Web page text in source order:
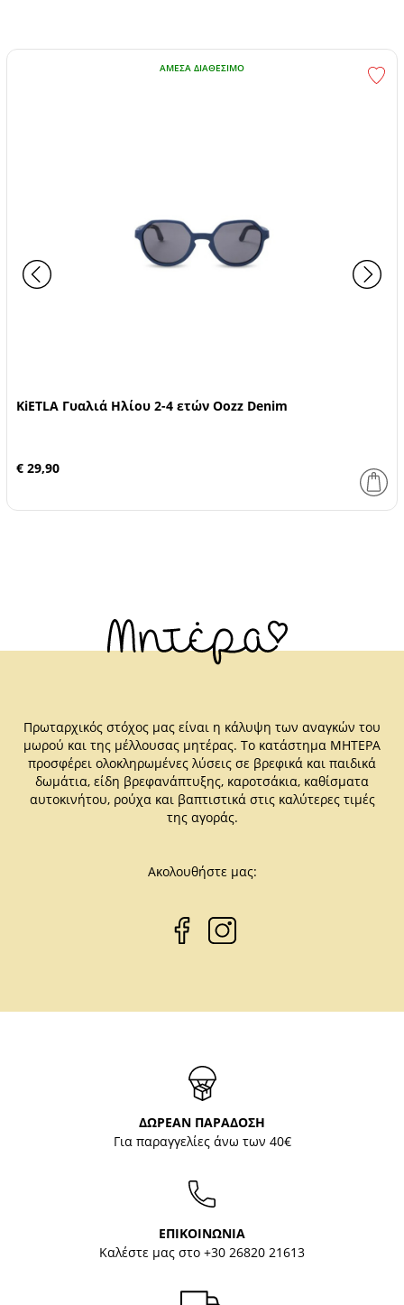
ΆΜΕΣΑ ΔΙΑΘΈΣΙΜΟ
KiETLA Γυαλιά Ηλίου 2-4 ετών Oozz Denim
€ 29,90
Πρωταρχικός στόχος μας είναι η κάλυψη των αναγκών του
μωρού και της μέλλουσας μητέρας. Το κατάστημα ΜΗΤΕΡΑ
προσφέρει ολοκληρωμένες λύσεις σε βρεφικά και παιδικά
δωμάτια, είδη βρεφανάπτυξης, καροτσάκια, καθίσματα
αυτοκινήτου, ρούχα και βαπτιστικά στις καλύτερες τιμές
της αγοράς.
Ακολουθήστε μας:
ΔΩΡΕΑΝ ΠΑΡΑΔΟΣΗ
Για παραγγελίες άνω των 40€
ΕΠΙΚΟΙΝΩΝΙΑ
Καλέστε μας στο +30 26820 21613